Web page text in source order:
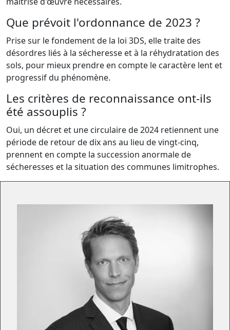
Que prévoit l'ordonnance de 2023 ?
Prise sur le fondement de la loi 3DS, elle traite des
désordres liés à la sécheresse et à la réhydratation des
sols, pour mieux prendre en compte le caractère lent et
progressif du phénomène.
Les critères de reconnaissance ont-ils
été assouplis ?
Oui, un décret et une circulaire de 2024 retiennent une
période de retour de dix ans au lieu de vingt-cinq,
prennent en compte la succession anormale de
sécheresses et la situation des communes limitrophes.